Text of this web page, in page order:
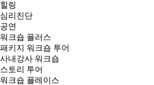
힐링
심리진단
공연
워크숍 플러스
패키지 워크숍 투어
사내강사 워크숍
스토리 투어
워크숍 플레이스